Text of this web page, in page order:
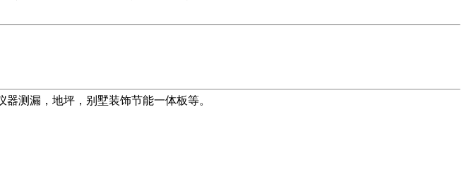
测漏，地坪，别墅装饰节能一体板等。